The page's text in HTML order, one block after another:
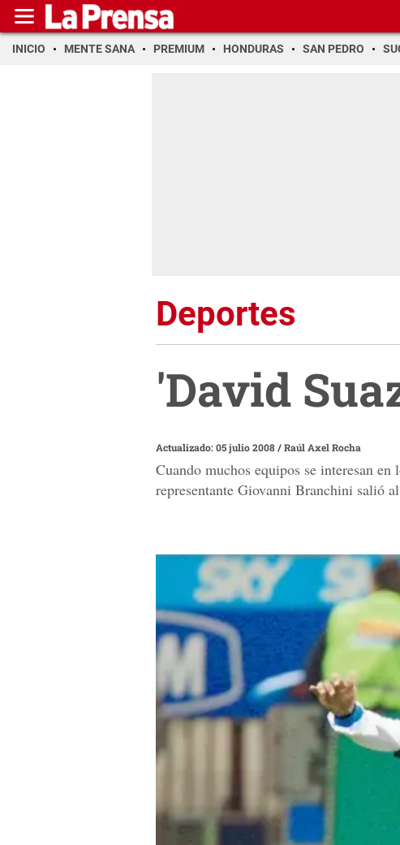
INICIO MENTE SANA PREMIUM HONDURAS SAN PEDRO
Deportes
'David
Actualizado: 05 julio 2008/Raúl Axel Rocha
Cuando muchos equipos se interesan
representante Giovanni Branchini salió